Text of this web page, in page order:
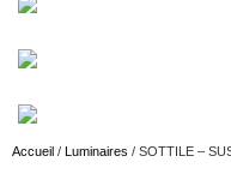
Accueil / Luminaires / SOTTILE –